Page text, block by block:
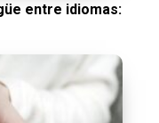
entre idiomas: